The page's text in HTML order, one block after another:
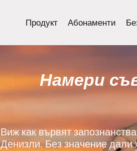
Продукт Абонаменти
Намери
Виж как вървят
Денизли. Без значение